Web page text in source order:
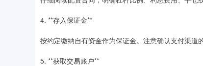
4. **存入保证金**
按约定缴纳自有资金作为保证金。注意确认支付渠道
5. **获取交易账户**